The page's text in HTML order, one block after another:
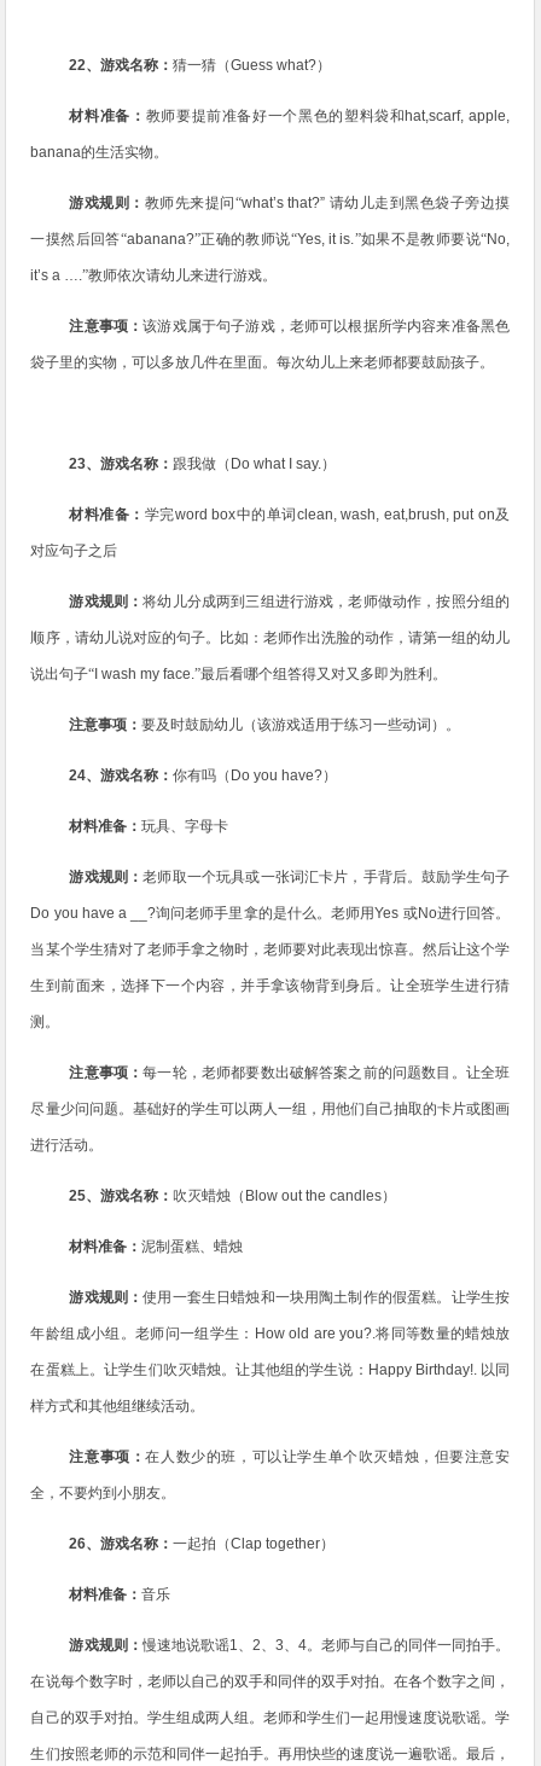
22、游戏名称：猜一猜（Guess what?）
材料准备： 教师要提前准备好一个黑色的塑料袋和 hat,scarf, apple,
banana的生活实物。
游戏规则： 教师先来提问“what’s that?” 请幼儿走到黑色袋子旁边摸
一摸然后回答“abanana?”正确的教师说“Yes, it is.”如果不是教师要说“No,
it’s a ….”教师依次请幼儿来进行游戏。
注意事项：该游戏属于句子游戏，老师可以根据所学内容来准备黑色
袋子里的实物，可以多放几件在里面。每次幼儿上来老师都要鼓励孩子。
23、游戏名称： 跟我做（ Do what I say.）
材料准备： 学完word box中的单词 clean, wash, eat,brush, put on及
对应句子之后
游戏规则：将幼儿分成两到三组进行游戏，老师做动作，按照分组的
顺序，请幼儿说对应的句子。比如：老师作出洗脸的动作，请第一组的幼儿
说出句子“ I wash my face.”最后看哪个组答得又对又多即为胜利。
注意事项：要及时鼓励幼儿（该游戏适用于练习一些动词）。
24、游戏名称：你有吗（ Do you have?）
材料准备：玩具、字母卡
游戏规则：老师取一个玩具或一张词汇卡片，手背后。鼓励学生句子
Do you have a __?询问老师手里拿的是什么。老师用Yes 或No进行回答。
当某个学生猜对了老师手拿之物时，老师要对此表现出惊喜。然后让这个学
生到前面来，选择下一个内容，并手拿该物背到身后。让全班学生进行猜
测。
注意事项：每一轮，老师都要数出破解答案之前的问题数目。让全班
尽量少问问题。基础好的学生可以两人一组，用他们自己抽取的卡片或图画
进行活动。
25、游戏名称： 吹灭蜡烛（ Blow out the candles）
材料准备：泥制蛋糕、蜡烛
游戏规则：使用一套生日蜡烛和一块用陶土制作的假蛋糕。让学生按
年龄组成小组。老师问一组学生： How old are you?.将同等数量的蜡烛放
在蛋糕上。让学生们吹灭蜡烛。让其他组的学生说： Happy Birthday!. 以同
样方式和其他组继续活动。
注意事项：在人数少的班，可以让学生单个吹灭蜡烛，但要注意安
全，不要灼到小朋友。
26、游戏名称：一起拍（Clap together）
材料准备：音乐
游戏规则：慢速地说歌谣1、 2、 3、 4。老师与自己的同伴一同拍手。
在说每个数字时，老师以自己的双手和同伴的双手对拍。在各个数字之间，
自己的双手对拍。学生组成两人组。 老师和学生们一起用慢速度说歌谣。学
生们按照老师的示范和同伴一起拍手。再用快些的速度说一遍歌谣。最后，